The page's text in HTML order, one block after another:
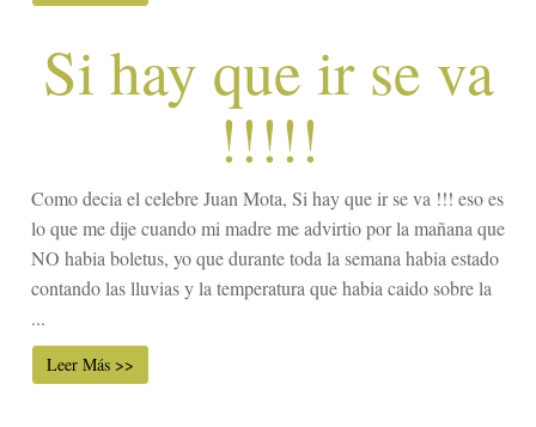
Si hay que ir se va
!!!!!
Como decia el celebre Juan Mota, Si hay que ir se va !!! eso es
lo que me dije cuando mi madre me advirtio por la mañana que
NO habia boletus, yo que durante toda la semana habia estado
contando las lluvias y la temperatura que habia caido sobre la
...
Leer Más >>